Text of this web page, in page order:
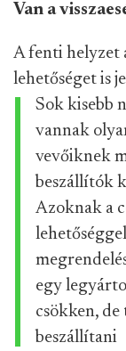
Van a
A fenti helyzet
lehetőséget is
Sok kisebb
vannak
vevőiknek
beszállítók
Azoknak a
egy
csökken,
beszállítani